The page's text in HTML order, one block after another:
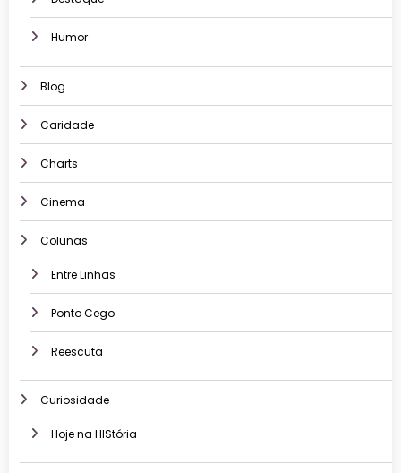
Humor
Blog
Caridade
Charts
Cinema
Colunas
Entre Linhas
Ponto Cego
Reescuta
Curiosidade
Hoje na HIStória